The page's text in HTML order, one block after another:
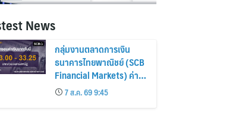
News
กลุ่มงานตลาดการเงิน
ธนาคารไทยพาณิชย์ (SCB
Financial Markets) ค่า
เงินบาทประจำวันที่ 7
สิงหาคม 2569
7 ส.ค. 69 9:45